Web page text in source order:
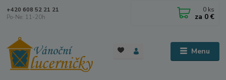
Menu
+420 608 52 21 21
Po-Ne: 11-20h
0 ks
za 0 €